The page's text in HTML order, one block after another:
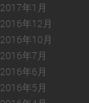
2017年1月
2016年12月
2016年10月
2016年7月
2016年6月
2016年5月